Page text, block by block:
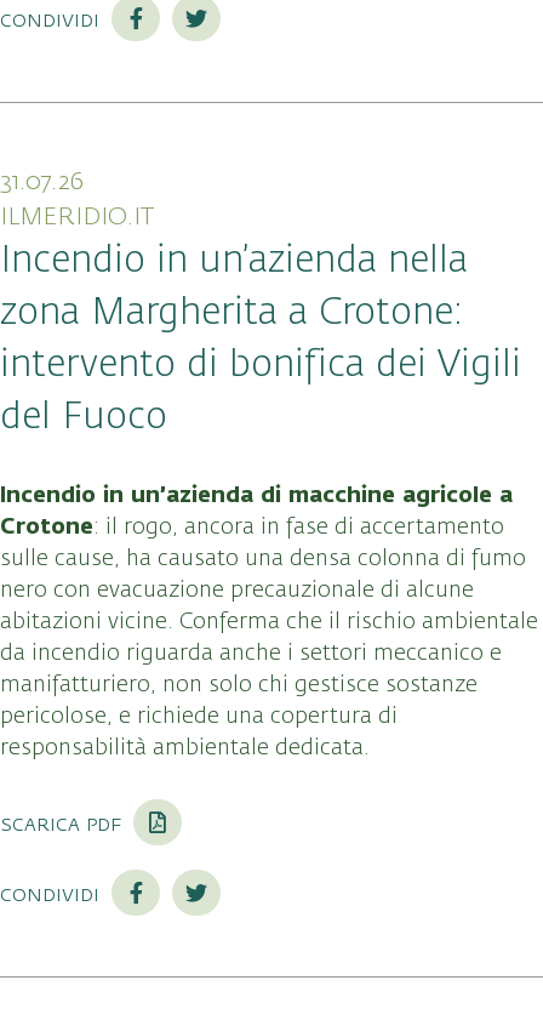
condividi
31.07.26
ILMERIDIO.IT
Incendio in un’azienda nella
zona Margherita a Crotone:
intervento di bonifica dei Vigili
del Fuoco
Incendio in un’azienda di macchine agricole a
Crotone: il rogo, ancora in fase di accertamento
sulle cause, ha causato una densa colonna di fumo
nero con evacuazione precauzionale di alcune
abitazioni vicine. Conferma che il rischio ambientale
da incendio riguarda anche i settori meccanico e
manifatturiero, non solo chi gestisce sostanze
pericolose, e richiede una copertura di
responsabilità ambientale dedicata.
scarica pdf
condividi